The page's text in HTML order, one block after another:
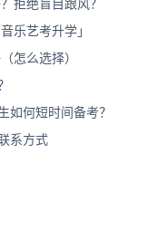
乐艺考升学」
怎么选择）
如何短时间备考？
系方式